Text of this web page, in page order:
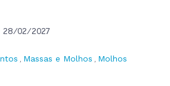
28/02/2027
, Massas e Molhos , Molhos